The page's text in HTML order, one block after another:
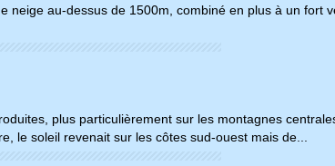
neige au-dessus de 1500m, combiné en plus à un fort
plus particulièrement sur les montagnes
le soleil revenait sur les côtes sud-ouest mais de...